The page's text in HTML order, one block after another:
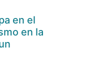
en el
en la